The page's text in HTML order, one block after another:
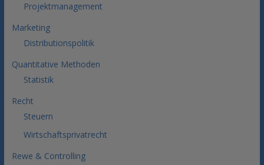
Projektmanagement
Marketing
Distributionspolitik
Quantitative Methoden
Statistik
Recht
Steuern
Wirtschaftsprivatrecht
Rewe & Controlling